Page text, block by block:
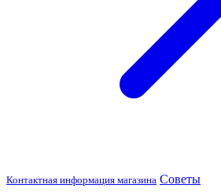
Контактная информация магазина Советы